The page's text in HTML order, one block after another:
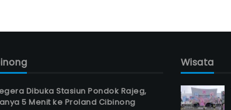
Dibuka Stasiun Pondok Rajeg,
5 Menit ke Proland Cibinong
Wisata